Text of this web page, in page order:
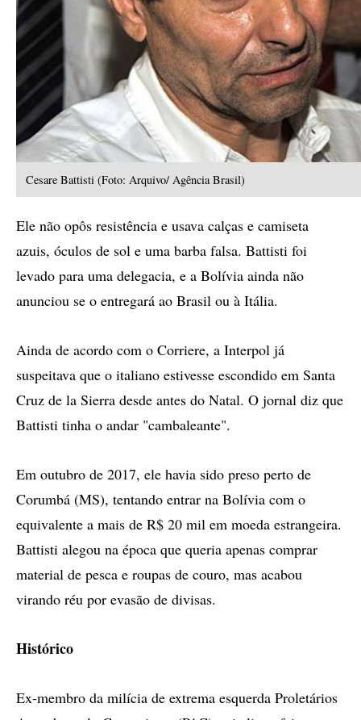
Cesare Battisti (Foto: Arquivo/ Agência Brasil)
Ele não opôs resistência e usava calças e camiseta
azuis, óculos de sol e uma barba falsa. Battisti foi
levado para uma delegacia, e a Bolívia ainda não
anunciou se o entregará ao Brasil ou à Itália.
Ainda de acordo com o Corriere, a Interpol já
suspeitava que o italiano estivesse escondido em Santa
Cruz de la Sierra desde antes do Natal. O jornal diz que
Battisti tinha o andar "cambaleante".
Em outubro de 2017, ele havia sido preso perto de
Corumbá (MS), tentando entrar na Bolívia com o
equivalente a mais de R$ 20 mil em moeda estrangeira.
Battisti alegou na época que queria apenas comprar
material de pesca e roupas de couro, mas acabou
virando réu por evasão de divisas.
Histórico
Ex-membro da milícia de extrema esquerda Proletários